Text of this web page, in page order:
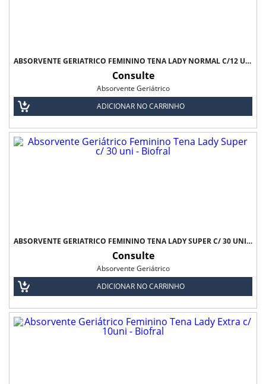
ABSORVENTE GERIÁTRICO FEMININO TENA LADY NORMAL C/12 UNI - BIOLFRAL
Consulte
Absorvente Geriátrico
ADICIONAR NO CARRINHO
ABSORVENTE GERIÁTRICO FEMININO TENA LADY SUPER C/ 30 UNI - BIOFRAL
Consulte
Absorvente Geriátrico
ADICIONAR NO CARRINHO